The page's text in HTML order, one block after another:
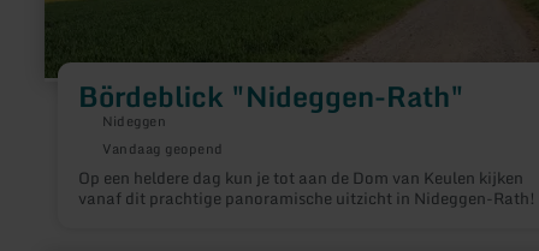
Bördeblick "Nideggen-Rath"
Nideggen
Vandaag geopend
Op een heldere dag kun je tot aan de Dom van Keulen kijken
vanaf dit prachtige panoramische uitzicht in Nideggen-Rath!